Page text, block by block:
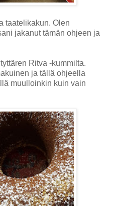
taatelikakun. Olen
jakanut tämän ohjeen ja
Ritva -kummilta.
ja tällä ohjeella
muulloinkin kuin vain